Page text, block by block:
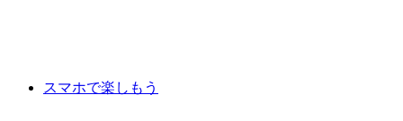
スマホで楽しもう